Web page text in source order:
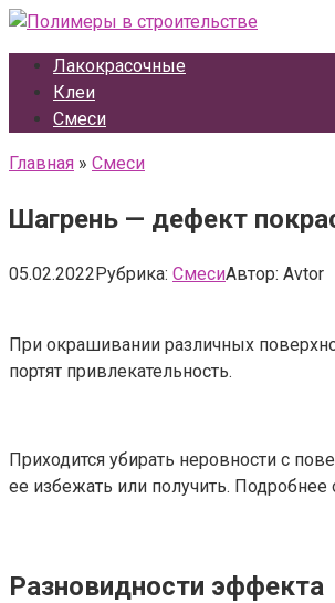
Перейти
контентуЛакокрасочные
Клеи
Смеси
Главная » Смеси
Шагрень — дефект
05.02.2022Рубрика: СмесиАвтор: Avtor
При окрашивании различных
портят привлекательность.
Приходится убирать неровности с
ее избежать или получить. Подробнее
Разновидности эффекта